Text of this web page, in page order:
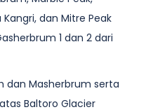
Bahagian glasier
K2 adalah kasar
glasier, dan
yang lancar hingga
mengambil masa
dan Mitre Peak
1 dan 2 dari
dan Masherbrum serta
Baltoro Glacier